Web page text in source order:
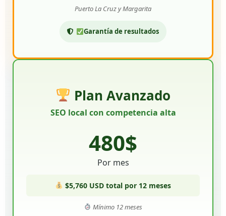
Puerto La Cruz y Margarita
Garantía de resultados
Plan Avanzado
SEO local con competencia alta
480$
Por mes
$5,760 USD total por 12 meses
Mínimo 12 meses